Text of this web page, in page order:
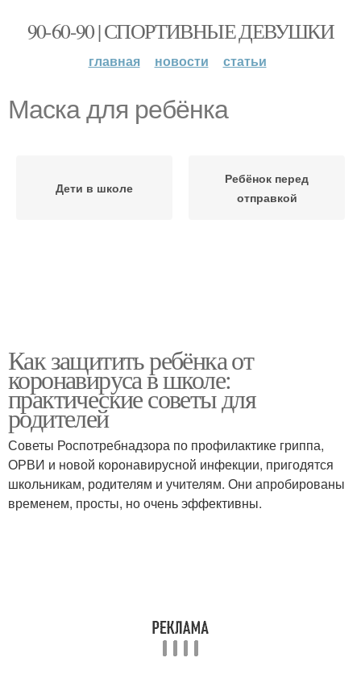
90-60-90 | СПОРТИВНЫЕ ДЕВУШКИ
главная новости статьи
Маска для ребёнка
Дети в школе
Ребёнок перед
отправкой
Как защитить ребёнка от
коронавируса в школе:
практические советы для
родителей
Советы Роспотребнадзора по профилактике гриппа,
ОРВИ и новой коронавирусной инфекции, пригодятся
школьникам, родителям и учителям. Они апробированы
временем, просты, но очень эффективны.